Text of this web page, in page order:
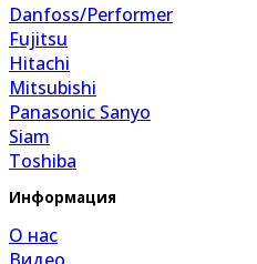
Danfoss/Performer
Fujitsu
Hitachi
Mitsubishi
Panasonic Sanyo
Siam
Toshiba
Информация
О нас